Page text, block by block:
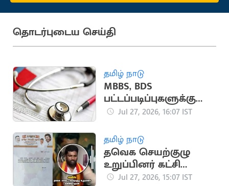
தொடர்புடைய செய்தி
தமிழ் நாடு
MBBS, BDS
பட்டப்படிப்புகளுக்கு
விண்ணப்பிக்க கால
Jul 27, 2026, 16:07 IST
தமிழ் நாடு
தவெக செயற்குழு
உறுப்பினர் கட்சி
பொறுப்பில் இருந்து
Jul 27, 2026, 15:07 IST